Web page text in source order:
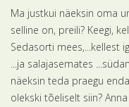
Ma justkui näeksin oma
selline on, preili? Keegi,
Sedasorti mees,...kellest
...ja salajasemates
näeksin teda praegu
olekski tõeliselt siin?